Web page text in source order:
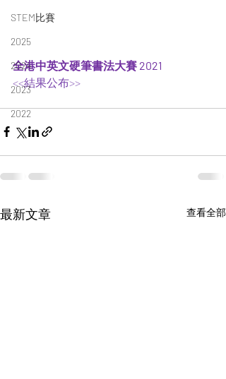
STEM比賽
2025
2024
2023
2022
全港中英文硬筆書法大賽 2021
<<結果公布>>
最新文章 查看全部